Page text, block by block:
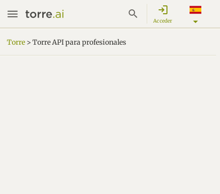
login
Acceder
Torre > Torre API para profesionales